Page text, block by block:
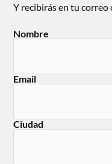
Y recibirás en tu correo
Nombre
Email
Ciudad